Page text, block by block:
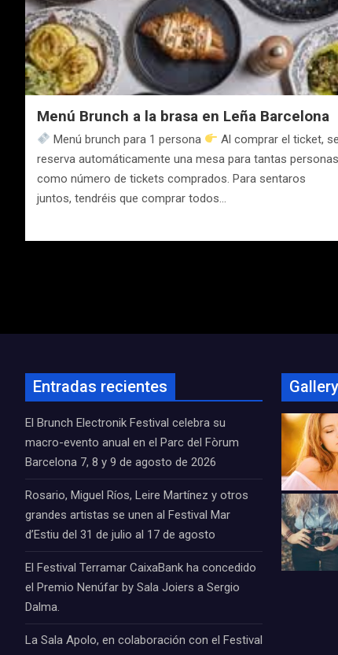
Menú Brunch a la brasa en Leña Barcelona
Menú brunch para 1 persona
Al comprar el ticket, se
reserva automáticamente una mesa para tantas personas
como número de tickets comprados. Para sentaros
juntos, tendréis que comprar todos…
entradas
Entradas recientes
El Brunch Electronik Festival celebra su
macro-evento anual en el Parc del Fòrum
Barcelona 7, 8 y 9 de agosto de 2026
Rosario, Miguel Ríos, Leire Martínez y otros
grandes artistas se unen al Festival Mar
d’Estiu del 31 de julio al 17 de agosto
El Festival Terramar CaixaBank ha concedido
el Premio Nenúfar by Sala Joiers a Sergio
Dalma.
La Sala Apolo, en colaboración con el Festival
Gallery